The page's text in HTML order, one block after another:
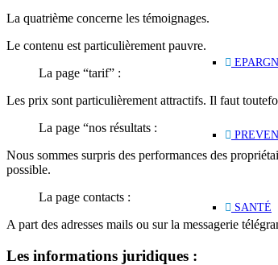
SANTÉ
La quatrième concerne les témoignages.
Le contenu est particulièrement pauvre.
La page “tarif” :
Les prix sont particulièrement attractifs. Il faut
La page “nos résultats :
Nous sommes surpris des performances des
possible.
La page contacts :
A part des adresses mails ou sur la messagerie
Les informations juridiques :